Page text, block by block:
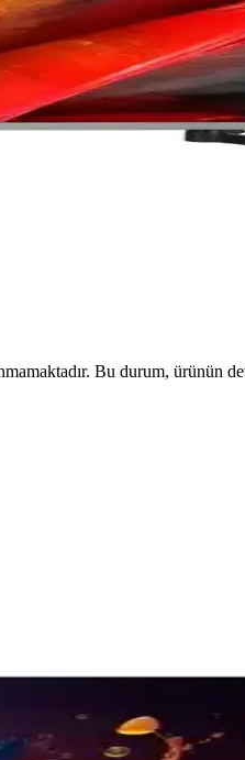
Bu durum, ürünün
ve Philips gibi öne çıkan